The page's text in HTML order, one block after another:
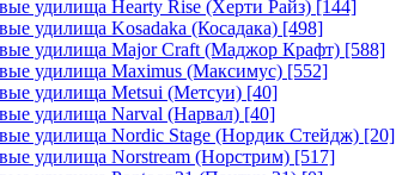
удилища Hearty Rise (Херти Райз) [144]
удилища Kosadaka (Косадака) [498]
удилища Major Craft (Маджор Крафт) [588]
удилища Maximus (Максимус) [552]
удилища Metsui (Метсуи) [40]
удилища Narval (Нарвал) [40]
удилища Nordic Stage (Нордик Стейдж) [20]
удилища Norstream (Норстрим) [517]